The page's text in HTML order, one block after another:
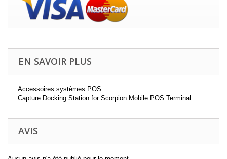
EN SAVOIR PLUS
Accessoires systèmes POS:
Capture Docking Station for Scorpion Mobile POS Terminal
AVIS